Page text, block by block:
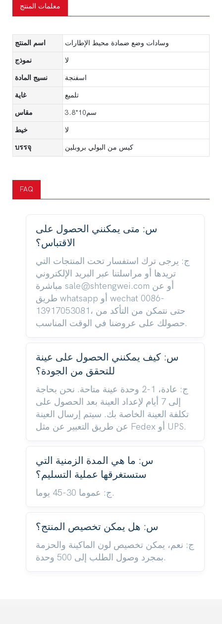
معلمات المنتج
اسم المنتج وسادات وضع ضمادة محيط الإطارات
نموذج لا
نسيج المادة اسفنجة
غاية تلميع
مقاس سم10*3.8
خيط لا
บรรจุ كيس من البولي بروبلين
FAQ
س: متى يمكنني الحصول على
الاقتباس؟
ج: يرجى ترك استفسار تحت المنتجات التي
تريدها أو مراسلتنا عبر البريد الإلكتروني
مباشرة sale@shtengwei.com أو عن
طريق whatsapp أو wechat 0086-
13917053081، حتى نتمكن من التأكد من
حصولك على عروضنا في الوقت المناسب.
س: كيف يمكنني الحصول على عينة
للتحقق من الجودة؟
ج: عادة، 1-2 وحدة عينة متاحة. نحن بحاجة
إلى 7 أيام لإعداد العينة بعد الحصول على
تكلفة العينة الخاصة بك. سيتم إرسال العينة
عن طريق التعبير عن مثل Fedex أو UPS.
س: ما هي المدة الزمنية التي
ستستغرقها عملية التسليم؟
ج: عموما 30-45 يوما.
س: هل يمكن تخصيص المنتج؟
ج: نعم، يمكن تخصيص لون الماكينة والحزمة
بمجرد وصول الطلب إلى 500 وحدة.